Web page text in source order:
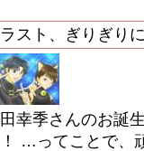
スト、ぎりぎり
幸季さんのお誕
！ …ってことで、